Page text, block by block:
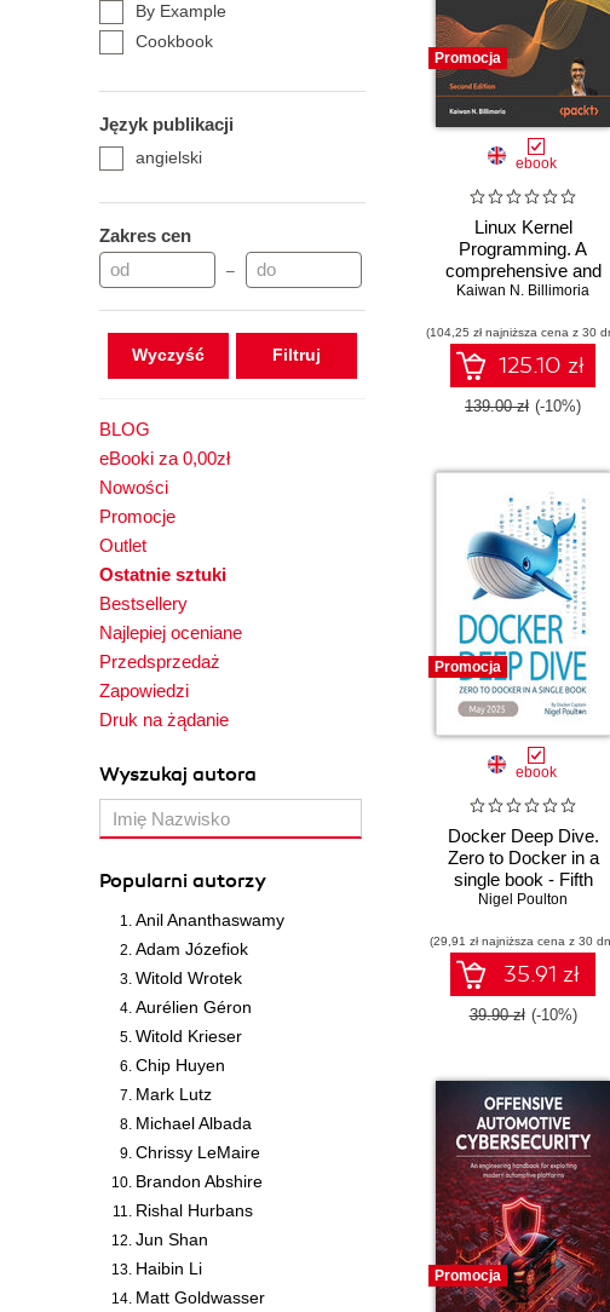
By Example
Cookbook
Hands-on
How-to
Mastering
Other Role Guide
Practical
Projects
Język publikacji
angielski
Zakres cen
–
Wyczyść
BLOG
eBooki za 0,00zł
Nowości
Promocje
Outlet
Ostatnie sztuki
Bestsellery
Najlepiej oceniane
Przedsprzedaż
Zapowiedzi
Druk na żądanie
Wyszukaj autora
Popularni autorzy
Anil Ananthaswamy
Adam Józefiok
Witold Wrotek
Aurélien Géron
Witold Krieser
Chip Huyen
Mark Lutz
Michael Albada
Chrissy LeMaire
Brandon Abshire
Rishal Hurbans
Jun Shan
Haibin Li
Matt Goldwasser
Promocja
ebook
Linux Kernel
Programming. A
comprehensive and
practical guide to kernel
modules, and kernel
synchronization -
Second Edition
Kaiwan N. Billimoria
(104,25 zł najniższa cena z 30
125.10 zł
139.00 zł (-10%)
Promocja
ebook
Docker Deep Dive.
Zero to Docker in a
single book - Fifth
Edition
Nigel Poulton
(29,91 zł najniższa cena z 30
35.91 zł
39.90 zł (-10%)
Promocja